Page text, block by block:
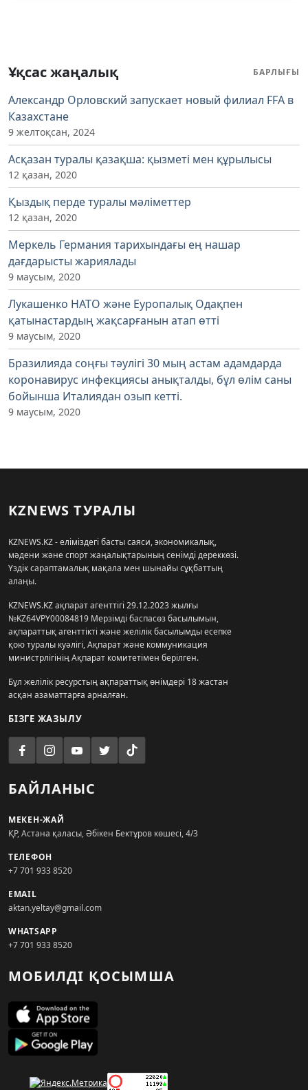
Ұқсас жаңалық БАРЛЫҒЫ
Александр Орловский запускает новый филиал FFA в
Казахстане
9 желтоқсан, 2024
Асқазан туралы қазақша: қызметі мен құрылысы
12 қазан, 2020
Қыздық перде туралы мәліметтер
12 қазан, 2020
Меркель Германия тарихындағы ең нашар
дағдарысты жариялады
9 маусым, 2020
Лукашенко НАТО және Еуропалық Одақпен
қатынастардың жақсарғанын атап өтті
9 маусым, 2020
Бразилияда соңғы тәулігі 30 мың астам адамдарда
коронавирус инфекциясы анықталды, бұл өлім саны
бойынша Италиядан озып кетті.
9 маусым, 2020
KZNEWS ТУРАЛЫ
KZNEWS.KZ - еліміздегі басты саяси, экономикалық,
мәдени және спорт жаңалықтарының сенімді дереккөзі.
Үздік сараптамалық мақала мен шынайы сұқбаттың
алаңы.
KZNEWS.KZ ақпарат агенттігі 29.12.2023 жылғы
№KZ64VPY00084819 Мерзімді баспасөз басылымын,
ақпараттық агенттікті және желілік басылымды есепке
қою туралы куәлігі, Ақпарат және коммуникация
министрлігінің Ақпарат комитетімен берілген.
Бұл желілік ресурстың ақпараттық өнімдері 18 жастан
асқан азаматтарға арналған.
БІЗГЕ ЖАЗЫЛУ
БАЙЛАНЫС
МЕКЕН-ЖАЙ
ҚР, Астана қаласы, Әбікен Бектұров көшесі, 4/3
ТЕЛЕФОН
+7 701 933 8520
EMAIL
aktan.yeltay@gmail.com
WHATSAPP
+7 701 933 8520
МОБИЛДІ ҚОСЫМША